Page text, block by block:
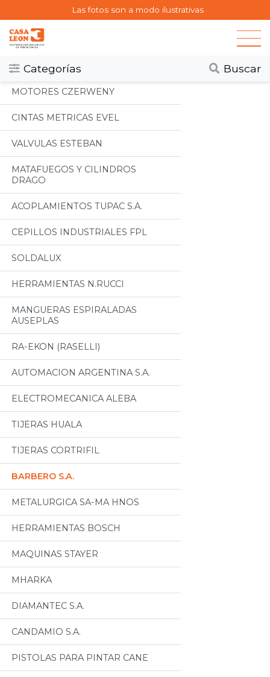
Las fotos son a modo ilustrativas
Categorías Buscar
Categorias
Todos
MOTORES CZERWENY
CINTAS METRICAS EVEL
VALVULAS ESTEBAN
MATAFUEGOS Y CILINDROS
DRAGO
ACOPLAMIENTOS TUPAC S.A.
CEPILLOS INDUSTRIALES FPL
SOLDALUX
HERRAMIENTAS N.RUCCI
MANGUERAS ESPIRALADAS
AUSEPLAS
RA-EKON (RASELLI)
AUTOMACION ARGENTINA S.A.
ELECTROMECANICA ALEBA
TIJERAS HUALA
TIJERAS CORTRIFIL
BARBERO S.A.
METALURGICA SA-MA HNOS
HERRAMIENTAS BOSCH
MAQUINAS STAYER
MHARKA
DIAMANTEC S.A.
CANDAMIO S.A.
PISTOLAS PARA PINTAR CANE